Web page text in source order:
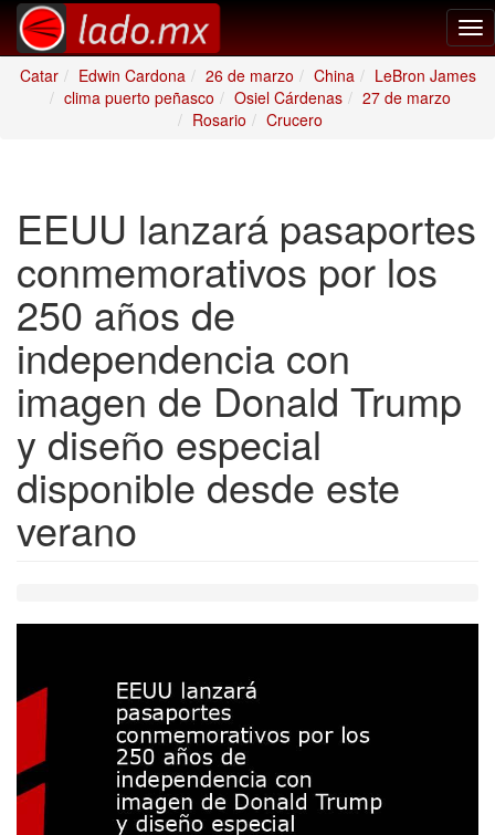
Catar
Edwin Cardona 26 de marzo China
LeBron James
clima puerto peñasco
Osiel Cárdenas
27 de marzo
Rosario
Crucero
EEUU lanzará pasaportes
conmemorativos por los
250 años de
independencia con
imagen de Donald Trump
y diseño especial
disponible desde este
verano